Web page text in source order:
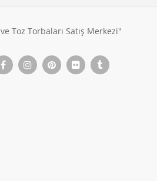
Toz Torbaları Satış Merkezi"